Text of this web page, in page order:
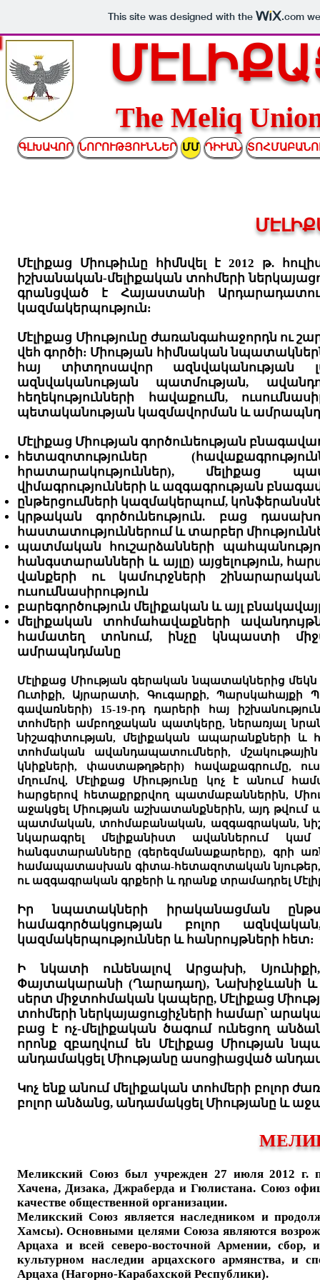
This site was designed with the .com
The Meliq
ԳԼԽԱՎՈՐ ՆՈՐՈՒԹՅՈՒՆՆԵՐ ՄՄ ԴԻՒԱՆ
Մէլիքաց Միութիւնը հիմնվել է 2012 թ.
իշխանական-մելիքական տոհմերի
գրանցված է Հայաստանի
կազմակերպություն:
Մէլիքաց Միությունը ժառանգահաջորդն ու
վեհ գործի: Միության հիմնական
հայ տիտղոսավոր ազնվականության
ազնվականության պատմության,
հեղեկությունների հավաքումն,
պետականության կազմավորման և
Մէլիքաց Միության գործունեության
հետազոտություներ
հրատարակություններ), մելիքաց
վիմագրությունների և ազգագրության
ընթերցումների կազմակերպում,
կրթական գործունեություն. բաց
հաստատություններում և տարբեր
պատմական հուշարձանների
հանգստարանների և այլը) այցելություն,
վանքերի ու կամուրջների
ուսումնասիրություն
բարեգործություն մելիքական և այլ
մելիքական տոհմահավաքների
համատեղ տոնում, ինչը կնպաստի
ամրապնդմանը
Մէլիքաց Միության գերական նպատակներից մեկն
Ուտիքի, Այրարատի, Գուգարքի,Պարսկահայքի
գավառների) 15-19-րդ դարերի հայ
տոհմերի ամբողջական պատկերը, ներառյալ
նիշագիտության, մելիքական ապարանքների և
տոհմական ավանդապատումների,
կնիքների, փաստաթղթերի) հավաքագրումը,
մղումով, Մէլիքաց Միությունը կոչ է անում
հարցերով հետաքրքրվող պատմաբաններին,
աջակցել Միության աշխատանքներին, այդ թվում
պատմական, տոհմաբանական, ազգագրական,
նկարագրել մելիքանիստ ավաններումկամ
հանգստարանները (գերեզմանաքարերը), գրի
համապատասխան գիտա-հետազոտական նյութեր,
ուազգագրական գրքերի և դրանք տրամադրել
Իր նպատակների իրականացման
համագործակցության բոլոր
կազմակերպություններ և հանրույթների հետ:
Ի նկատի ունենալով Արցախի,
Փայտակարանի (Ղարադաղ), Նախիջևանի և
սերտ միջտոհմական կապերը, Մէլիքաց
տոհմերի ներկայացուցիչների համար՝
բաց է ոչ-մելիքական ծագում ունեցող
որոնք զբաղվում են Մէլիքաց Միության
անդամակցել Միությանը ասոցիացված
Կոչ ենք անում մելիքական տոհմերի բոլոր
բոլոր անձանց, անդամակցել Միությանը և
Меликский Союз был учрежден 27 июля 2012 г.
Хачена, Дизака, Джраберда и Гюлистана. Союз
качестве общественной организации.
Меликский Союз является наследником и
Хамсы). Основными целями Союза являются
Арцаха и всей северо-восточной Армении, сбор,
культурном наследии арцахского армянства, и
Арцаха (Нагорно-Карабахской Республики).